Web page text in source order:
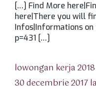
[…] Find More
here|There you will
Infos|Informations
p=431 […]
lowongan kerja 2018
30 decembrie 2017